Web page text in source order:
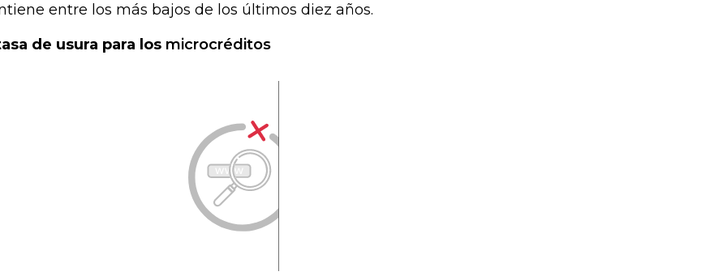
entre los más bajos de los últimos diez años.
de usura para los microcréditos